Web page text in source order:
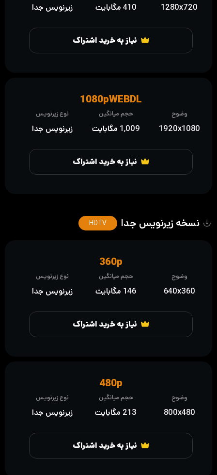
نیاز به خرید اشتراک
1280x720 410 مگابایت زیرنویس جدا
نیاز به خرید اشتراک
وضوح
1920x1080
حجم میانگین
1,009 مگابایت
نوع زیرنویس
زیرنویس جدا
1080pWEBDL
نسخه زیرنویس جدا HDTV
نیاز به خرید اشتراک
وضوح
640x360
حجم میانگین
146 مگابایت
نوع زیرنویس
زیرنویس جدا
360p
نیاز به خرید اشتراک
وضوح
800x480
حجم میانگین
213 مگابایت
نوع زیرنویس
زیرنویس جدا
480p